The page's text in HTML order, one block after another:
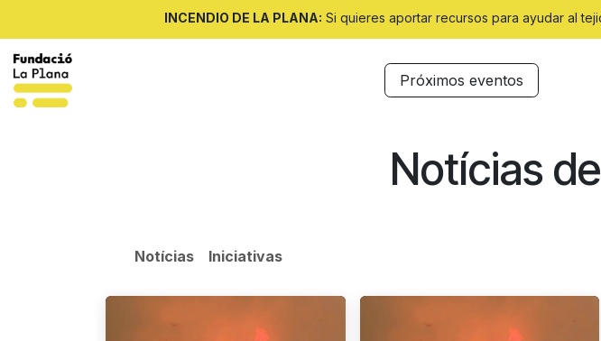
INCENDIO DE LA PLANA: Si quieres aportar recursos para ayudar al
Próximos eventos
Notícias
Notícias Iniciativas